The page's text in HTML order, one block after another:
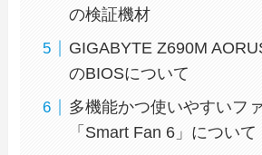
の検証機材
GIGABYTE Z690M
のBIOSについて
多機能かつ使いやすいフ
「Smart Fan 6」について